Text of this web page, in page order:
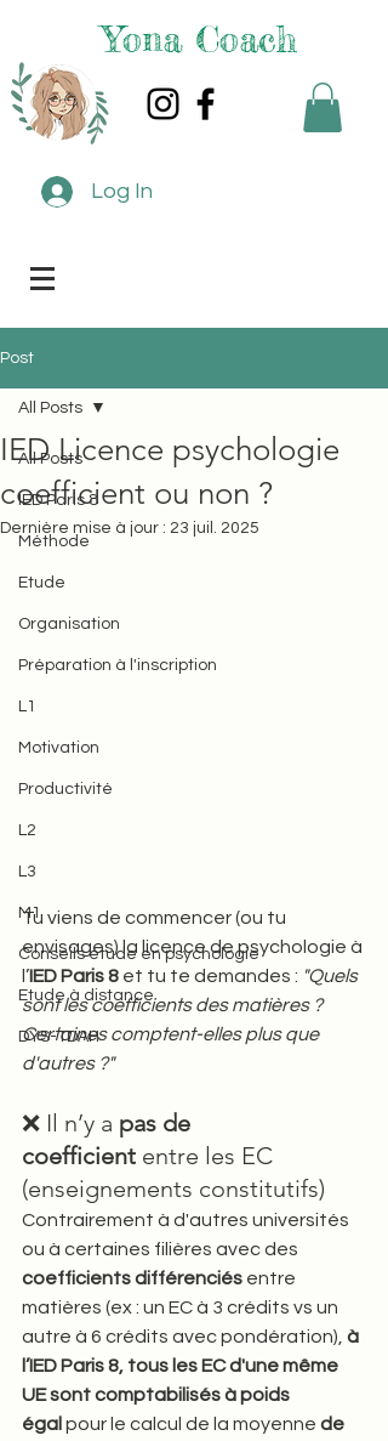
Yona Coach
Log In
Post
All Posts
IED Paris 8
Méthode
Etude
Organisation
Préparation à l'inscription
L1
Motivation
Productivité
L2
L3
M1
Conseils étude en psychologie
Etude à distance
DYS-TDAH
All Posts
IED Licence psychologie
coefficient ou non ?
Dernière mise à jour : 23 juil. 2025
Tu viens de commencer (ou tu
envisages) la licence de psychologie à
l’IED Paris 8 et tu te demandes : "Quels
sont les coefficients des matières ?
Certaines comptent-elles plus que
d'autres ?"
❌ Il n’y a pas de
coefficient entre les EC
(enseignements constitutifs)
Contrairement à d'autres universités
ou à certaines filières avec des
coefficients différenciés entre
matières (ex : un EC à 3 crédits vs un
autre à 6 crédits avec pondération), à
l’IED Paris 8, tous les EC d'une même
UE sont comptabilisés à poids
égal pour le calcul de la moyenne de